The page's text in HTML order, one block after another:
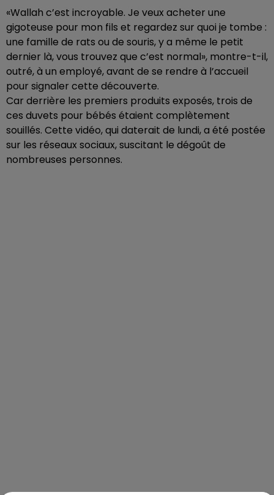
«Wallah c’est incroyable. Je veux acheter une
gigoteuse pour mon fils et regardez sur quoi je tombe :
une famille de rats ou de souris, y a même le petit
dernier là, vous trouvez que c’est normal», montre-t-il,
outré, à un employé, avant de se rendre à l’accueil
pour signaler cette découverte.
Car derrière les premiers produits exposés, trois de
ces duvets pour bébés étaient complètement
souillés. Cette vidéo, qui daterait de lundi, a été postée
sur les réseaux sociaux, suscitant le dégoût de
nombreuses personnes.